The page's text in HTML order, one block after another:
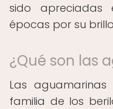
sido apreciadas
épocas por su
¿Qué son las
Las
familia de los